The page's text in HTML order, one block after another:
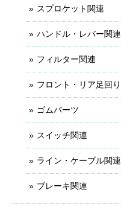
スプロケット関連
ハンドル・レバー関連
フィルター関連
フロント・リア足回り
ゴムパーツ
スイッチ関連
ライン・ケーブル関連
ブレーキ関連